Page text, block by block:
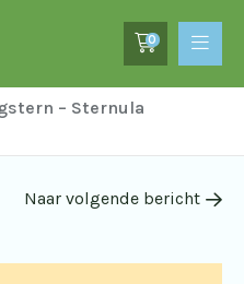
0
– Sternula
Naar volgende bericht